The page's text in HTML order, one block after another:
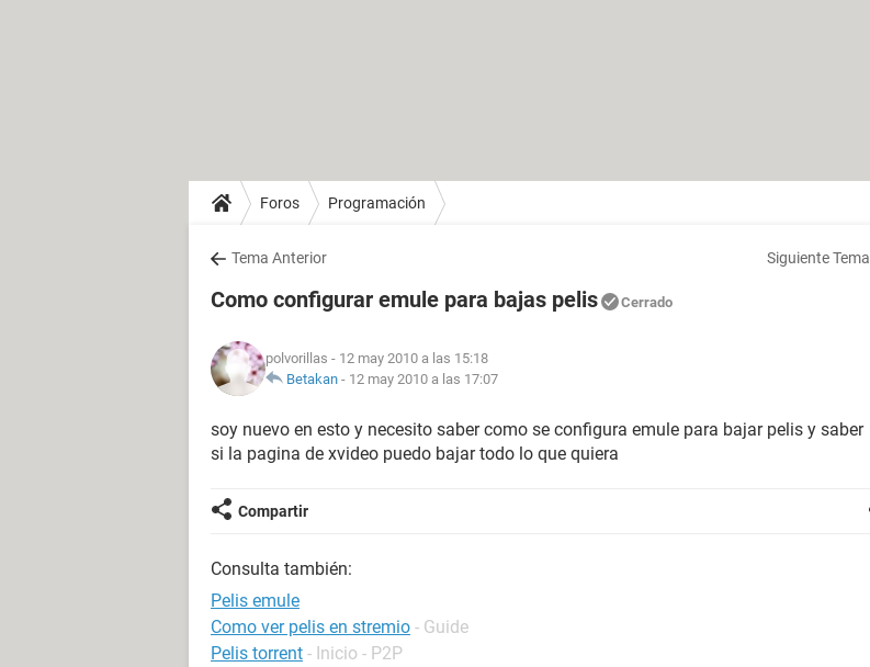
Foros Programación
Tema Anterior Siguiente Tema
Como configurar emule para bajas pelis Cerrado
polvorillas - 12 may 2010 a las 15:18
Betakan - 12 may 2010 a las 17:07
soy nuevo en esto y necesito saber como se configura emule para bajar pelis y saber
si la pagina de xvideo puedo bajar todo lo que quiera
Compartir
Consulta también:
Pelis emule
Como ver pelis en stremio - Guide
Pelis torrent - Inicio - P2P